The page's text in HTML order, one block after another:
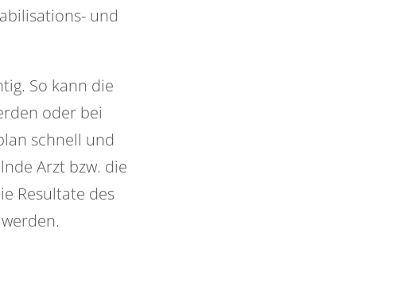
und
So kann die
oder bei
schnell und
Arzt bzw. die
Resultate des